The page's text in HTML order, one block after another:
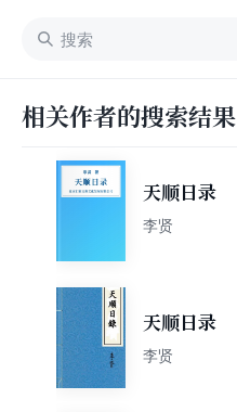
相关作者的搜索结果
天顺日录
李贤
天顺日录
李贤